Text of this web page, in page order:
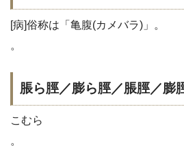
[病]俗称は「亀腹(カメバラ)」。
。
脹ら脛／膨ら脛／脹脛／膨
こむら
。